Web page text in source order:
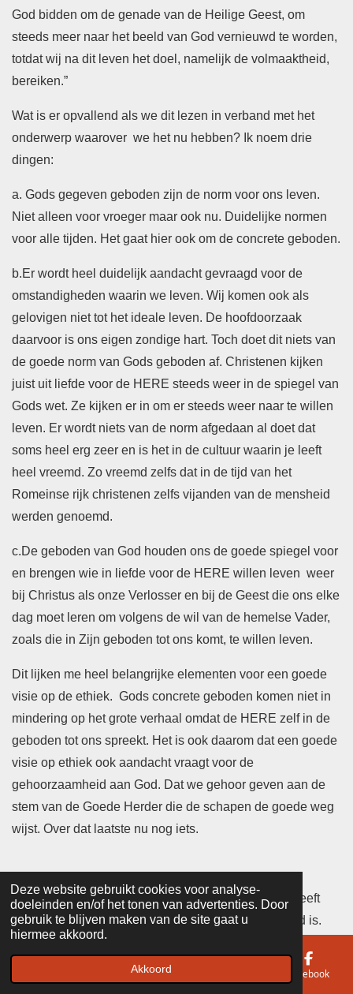
Deze website gebruikt cookies voor analyse-
doeleinden en/of het tonen van advertenties. Door
gebruik te blijven maken van de site gaat u
hiermee akkoord.
Akkoord
God bidden om de genade van de Heilige Geest, om
steeds meer naar het beeld van God vernieuwd te worden,
totdat wij na dit leven het doel, namelijk de volmaaktheid,
bereiken.”
Wat is er opvallend als we dit lezen in verband met het
onderwerp waarover we het nu hebben? Ik noem drie
dingen:
a. Gods gegeven geboden zijn de norm voor ons leven.
Niet alleen voor vroeger maar ook nu. Duidelijke normen
voor alle tijden. Het gaat hier ook om de concrete geboden.
b.Er wordt heel duidelijk aandacht gevraagd voor de
omstandigheden waarin we leven. Wij komen ook als
gelovigen niet tot het ideale leven. De hoofdoorzaak
daarvoor is ons eigen zondige hart. Toch doet dit niets van
de goede norm van Gods geboden af. Christenen kijken
juist uit liefde voor de HERE steeds weer in de spiegel van
Gods wet. Ze kijken er in om er steeds weer naar te willen
leven. Er wordt niets van de norm afgedaan al doet dat
soms heel erg zeer en is het in de cultuur waarin je leeft
heel vreemd. Zo vreemd zelfs dat in de tijd van het
Romeinse rijk christenen zelfs vijanden van de mensheid
werden genoemd.
c.De geboden van God houden ons de goede spiegel voor
en brengen wie in liefde voor de HERE willen leven weer
bij Christus als onze Verlosser en bij de Geest die ons elke
dag moet leren om volgens de wil van de hemelse Vader,
zoals die in Zijn geboden tot ons komt, te willen leven.
Dit lijken me heel belangrijke elementen voor een goede
visie op de ethiek. Gods concrete geboden komen niet in
mindering op het grote verhaal omdat de HERE zelf in de
geboden tot ons spreekt. Het is ook daarom dat een goede
visie op ethiek ook aandacht vraagt voor de
gehoorzaamheid aan God. Dat we gehoor geven aan de
stem van de Goede Herder die de schapen de goede weg
wijst. Over dat laatste nu nog iets.
Gehoorzaamheid aan Gods concrete geboden heeft
alles te maken met het grote verhaal van wie God is.
Dat betekent ook dat er bij het in liefde voor de HERE
leven sprake is van gehoorzaamheid. Gehoorzaamheid
die ook laat zien dat iemand zich in vertrouwen aan
Telefoonnummer Facebook